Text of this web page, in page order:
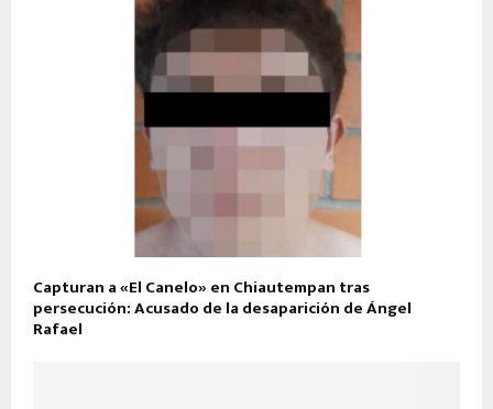
Capturan a «El Canelo» en Chiautempan tras
persecución: Acusado de la desaparición de Ángel
Rafael